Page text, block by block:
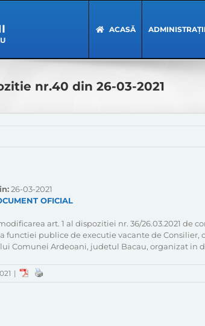
ACASĂ
nr.40 din 26-03-2021
26-03-2021
OFICIAL
art. 1 al dispozitiei nr. 36/26.03.2021
functiei publice de executie vacante de
Comunei Ardeoani, judetul Bacau, organizat in
|